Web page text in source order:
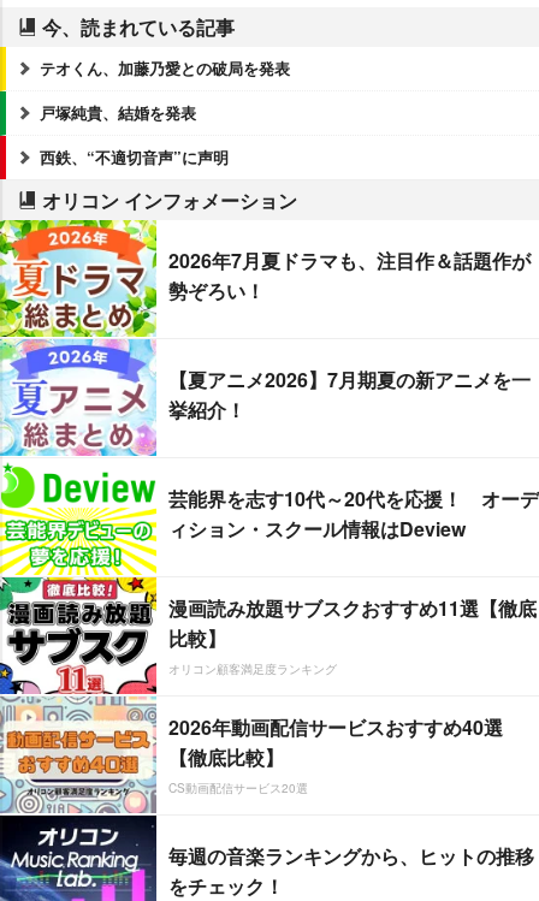
今、読まれている記事
テオくん、加藤乃愛との破局を発表
戸塚純貴、結婚を発表
西鉄、“不適切音声”に声明
オリコン インフォメーション
2026年7月夏ドラマも、注目作＆話題作が
勢ぞろい！
【夏アニメ2026】7月期夏の新アニメを一
挙紹介！
芸能界を志す10代～20代を応援！ オーデ
ィション・スクール情報はDeview
漫画読み放題サブスクおすすめ11選【徹底
比較】
オリコン顧客満足度ランキング
2026年動画配信サービスおすすめ40選
【徹底比較】
CS動画配信サービス20選
毎週の音楽ランキングから、ヒットの推移
をチェック！